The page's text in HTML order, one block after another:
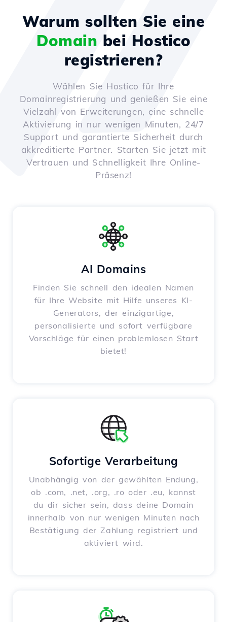
Warum sollten Sie eine
Domain bei Hostico
registrieren?
Wählen Sie Hostico für Ihre
Domainregistrierung und genießen Sie eine
Vielzahl von Erweiterungen, eine schnelle
Aktivierung in nur wenigen Minuten, 24/7
Support und garantierte Sicherheit durch
akkreditierte Partner. Starten Sie jetzt mit
Vertrauen und Schnelligkeit Ihre Online-
Präsenz!
AI Domains
Finden Sie schnell den idealen Namen
für Ihre Website mit Hilfe unseres KI-
Generators, der einzigartige,
personalisierte und sofort verfügbare
Vorschläge für einen problemlosen Start
bietet!
Sofortige Verarbeitung
Unabhängig von der gewählten Endung,
ob .com, .net, .org, .ro oder .eu, kannst
du dir sicher sein, dass deine Domain
innerhalb von nur wenigen Minuten nach
Bestätigung der Zahlung registriert und
aktiviert wird.